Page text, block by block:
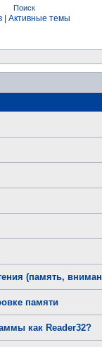
Поиск
Активные темы
(память,
памяти
как Reader32?